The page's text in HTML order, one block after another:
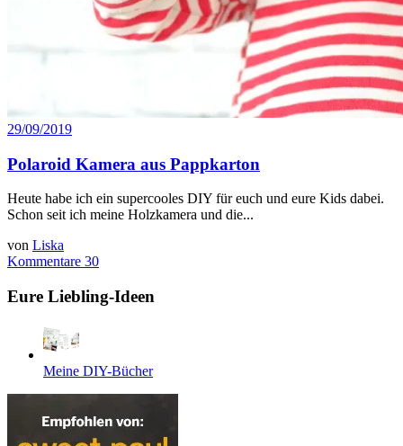
29/09/2019
Polaroid Kamera aus Pappkarton
Heute habe ich ein supercooles DIY für euch und eure Kids dabei.
Schon seit ich meine Holzkamera und die...
von Liska
Kommentare 30
Eure Liebling-Ideen
Meine DIY-Bücher